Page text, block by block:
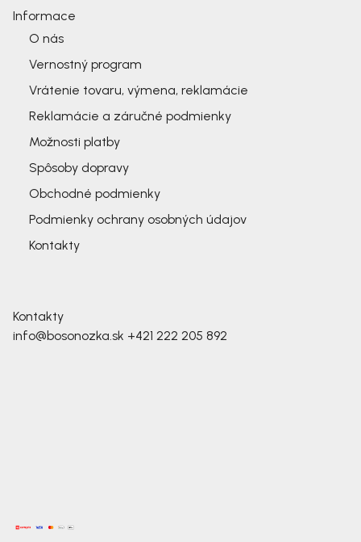
Informace
O nás
Vernostný program
Vrátenie tovaru, výmena, reklamácie
Reklamácie a záručné podmienky
Možnosti platby
Spôsoby dopravy
Obchodné podmienky
Podmienky ochrany osobných údajov
Kontakty
Kontakty
info@bosonozka.sk +421 222 205 892